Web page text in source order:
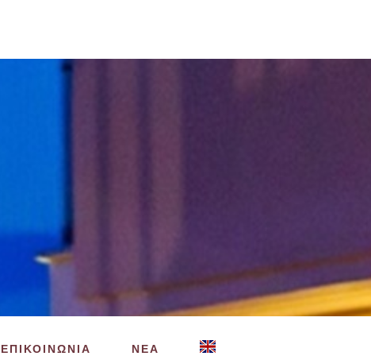
ΕΠΙΚΟΙΝΩΝΙΑ ΝΕΑ